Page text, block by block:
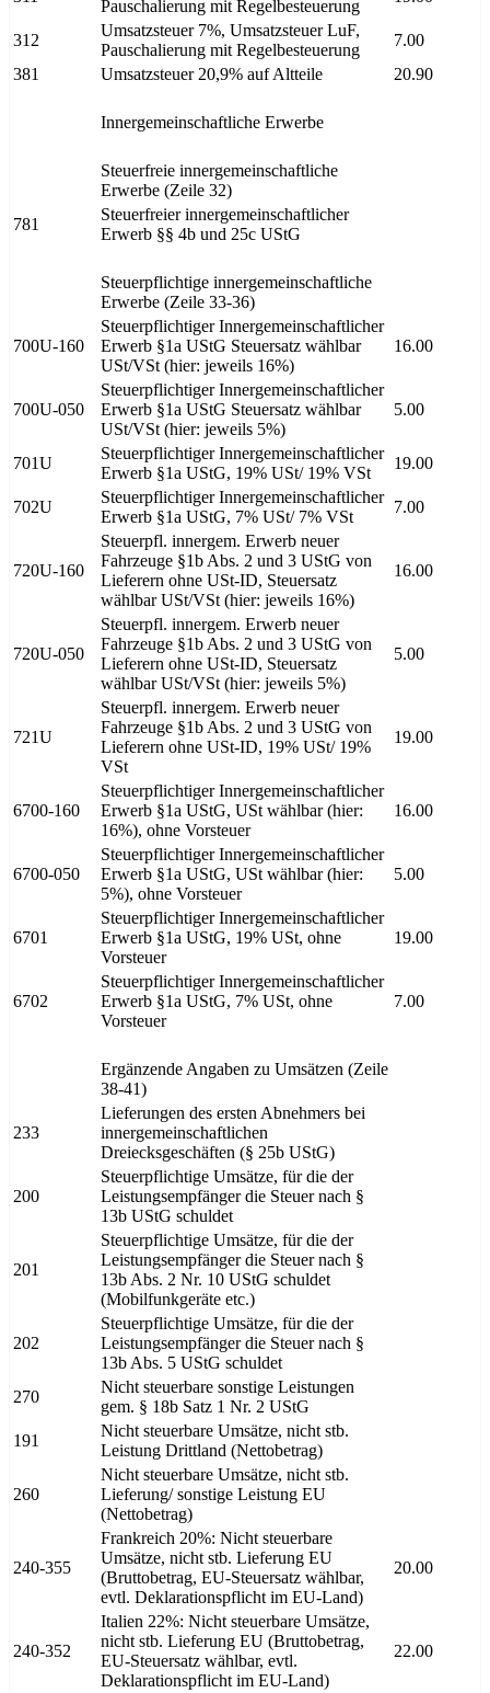
Pauschalierung mit Regelbesteuerung
312
Umsatzsteuer 7%, Umsatzsteuer LuF,
Pauschalierung mit Regelbesteuerung
7.00
381
Umsatzsteuer 20,9% auf Altteile 20.90
Innergemeinschaftliche Erwerbe
Steuerfreie innergemeinschaftliche
Erwerbe (Zeile 32)
781
Steuerfreier innergemeinschaftlicher
Erwerb §§ 4b und 25c UStG
Steuerpflichtige innergemeinschaftliche
Erwerbe (Zeile 33-36)
700U-160
Steuerpflichtiger Innergemeinschaftlicher
Erwerb §1a UStG Steuersatz wählbar
USt/VSt (hier: jeweils 16%)
16.00
700U-050
Steuerpflichtiger Innergemeinschaftlicher
Erwerb §1a UStG Steuersatz wählbar
USt/VSt (hier: jeweils 5%)
5.00
701U
Steuerpflichtiger Innergemeinschaftlicher
Erwerb §1a UStG, 19% USt/ 19% VSt
19.00
702U
Steuerpflichtiger Innergemeinschaftlicher
Erwerb §1a UStG, 7% USt/ 7% VSt
7.00
720U-160
Steuerpfl. innergem. Erwerb neuer
Fahrzeuge §1b Abs. 2 und 3 UStG von
Lieferern ohne USt-ID, Steuersatz
wählbar USt/VSt (hier: jeweils 16%)
16.00
720U-050
Steuerpfl. innergem. Erwerb neuer
Fahrzeuge §1b Abs. 2 und 3 UStG von
Lieferern ohne USt-ID, Steuersatz
wählbar USt/VSt (hier: jeweils 5%)
5.00
721U
Steuerpfl. innergem. Erwerb neuer
Fahrzeuge §1b Abs. 2 und 3 UStG von
Lieferern ohne USt-ID, 19% USt/ 19%
VSt
19.00
6700-160
Steuerpflichtiger Innergemeinschaftlicher
Erwerb §1a UStG, USt wählbar (hier:
16%), ohne Vorsteuer
16.00
6700-050
Steuerpflichtiger Innergemeinschaftlicher
Erwerb §1a UStG, USt wählbar (hier:
5%), ohne Vorsteuer
5.00
6701
Steuerpflichtiger Innergemeinschaftlicher
Erwerb §1a UStG, 19% USt, ohne
Vorsteuer
19.00
6702
Steuerpflichtiger Innergemeinschaftlicher
Erwerb §1a UStG, 7% USt, ohne
Vorsteuer
7.00
Ergänzende Angaben zu Umsätzen (Zeile
38-41)
233
Lieferungen des ersten Abnehmers bei
innergemeinschaftlichen
Dreiecksgeschäften (§ 25b UStG)
200
Steuerpflichtige Umsätze, für die der
Leistungsempfänger die Steuer nach §
13b UStG schuldet
201
Steuerpflichtige Umsätze, für die der
Leistungsempfänger die Steuer nach §
13b Abs. 2 Nr. 10 UStG schuldet
(Mobilfunkgeräte etc.)
202
Steuerpflichtige Umsätze, für die der
Leistungsempfänger die Steuer nach §
13b Abs. 5 UStG schuldet
270
Nicht steuerbare sonstige Leistungen
gem. § 18b Satz 1 Nr. 2 UStG
191
Nicht steuerbare Umsätze, nicht stb.
Leistung Drittland (Nettobetrag)
260
Nicht steuerbare Umsätze, nicht stb.
Lieferung/ sonstige Leistung EU
(Nettobetrag)
240-355
Frankreich 20%: Nicht steuerbare
Umsätze, nicht stb. Lieferung EU
(Bruttobetrag, EU-Steuersatz wählbar,
evtl. Deklarationspflicht im EU-Land)
20.00
240-352
Italien 22%: Nicht steuerbare Umsätze,
nicht stb. Lieferung EU (Bruttobetrag,
EU-Steuersatz wählbar, evtl.
Deklarationspflicht im EU-Land)
22.00